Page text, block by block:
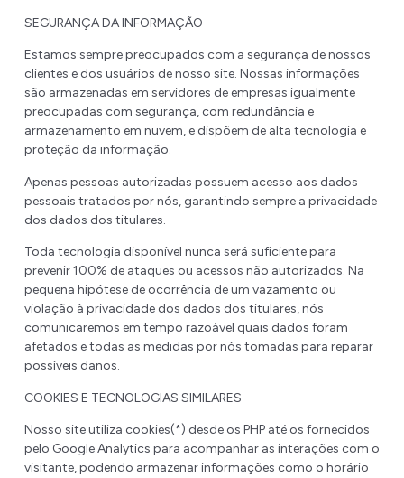
SEGURANÇA DA INFORMAÇÃO
Estamos sempre preocupados com a segurança de nossos
clientes e dos usuários de nosso site. Nossas informações
são armazenadas em servidores de empresas igualmente
preocupadas com segurança, com redundância e
armazenamento em nuvem, e dispõem de alta tecnologia e
proteção da informação.
Apenas pessoas autorizadas possuem acesso aos dados
pessoais tratados por nós, garantindo sempre a privacidade
dos dados dos titulares.
Toda tecnologia disponível nunca será suficiente para
prevenir 100% de ataques ou acessos não autorizados. Na
pequena hipótese de ocorrência de um vazamento ou
violação à privacidade dos dados dos titulares, nós
comunicaremos em tempo razoável quais dados foram
afetados e todas as medidas por nós tomadas para reparar
possíveis danos.
COOKIES E TECNOLOGIAS SIMILARES
Nosso site utiliza cookies(*) desde os PHP até os fornecidos
pelo Google Analytics para acompanhar as interações com o
visitante, podendo armazenar informações como o horário